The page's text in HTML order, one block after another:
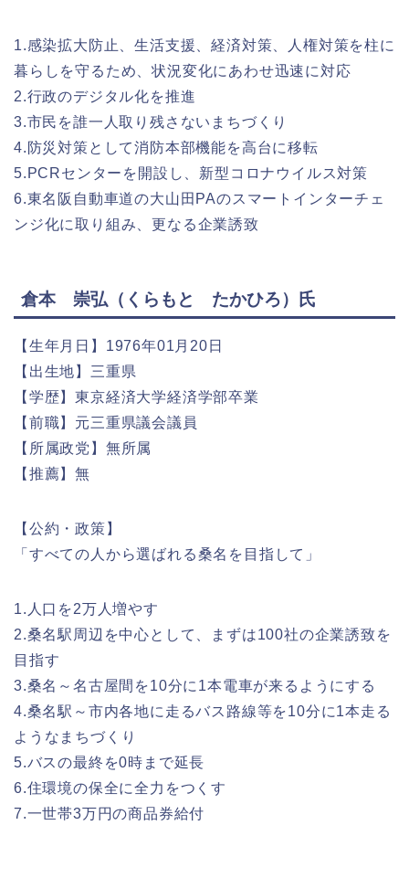
1.感染拡大防止、生活支援、経済対策、人権対策を柱に
暮らしを守るため、状況変化にあわせ迅速に対応
2.行政のデジタル化を推進
3.市民を誰一人取り残さないまちづくり
4.防災対策として消防本部機能を高台に移転
5.PCRセンターを開設し、新型コロナウイルス対策
6.東名阪自動車道の大山田PAのスマートインターチェ
ンジ化に取り組み、更なる企業誘致
倉本 崇弘（くらもと たかひろ）氏
【生年月日】1976年01月20日
【出生地】三重県
【学歴】東京経済大学経済学部卒業
【前職】元三重県議会議員
【所属政党】無所属
【推薦】無
【公約・政策】
「すべての人から選ばれる桑名を目指して」
1.人口を2万人増やす
2.桑名駅周辺を中心として、まずは100社の企業誘致を
目指す
3.桑名～名古屋間を10分に1本電車が来るようにする
4.桑名駅～市内各地に走るバス路線等を10分に1本走る
ようなまちづくり
5.バスの最終を0時まで延長
6.住環境の保全に全力をつくす
7.一世帯3万円の商品券給付